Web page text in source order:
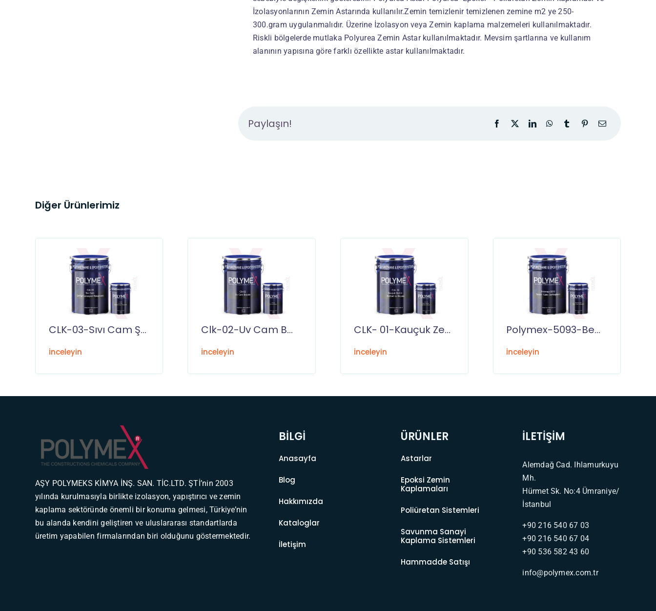
İzolasyonlarının Zemin Astarında kullanılır.Zemin temizlenir temizlenen zemine m2 ye 250-
300.gram uygulanmalıdır. Üzerine İzolasyon veya Zemin kaplama malzemeleri kullanılmaktadır.
Riskli bölgelerde mutlaka Polyurea Zemin Astar kullanılmaktadır. Mevsim şartlarına ve kullanım
alanının yapısına göre farklı özellikte astar kullanılmaktadır.
Paylaşın!
Diğer Ürünlerimiz
CLK-03-Sıvı Cam Şeffaf İzolasyon Malzemesi
İnceleyin
Clk-02-Uv Cam Boyası
İnceleyin
CLK- 01-Kauçuk Zemin Sonkat Uv Boyası
İnceleyin
Polymex-5093-Beton Yüzey Sertleştirici
İnceleyin
AŞY POLYMEKS KİMYA İNŞ. SAN. TİC.LTD. ŞTİ’nin 2003
yılında kurulmasıyla birlikte izolasyon, yapıştırıcı ve zemin
kaplama sektöründe önemli bir konuma gelmesi, Türkiye’nin
bu alanda kendini geliştiren ve uluslararası standartlarda
üretim yapabilen firmalarından biri olduğunu göstermektedir.
BİLGİ
Anasayfa
Blog
Hakkımızda
Kataloglar
İletişim
ÜRÜNLER
Astarlar
Epoksi Zemin
Kaplamaları
Poliüretan Sistemleri
Savunma Sanayi
Kaplama Sistemleri
Hammadde Satışı
İLETİŞİM
Alemdağ Cad. Ihlamurkuyu
Mh.
Hürmet Sk. No:4 Ümraniye/
İstanbul
+90 216 540 67 03
+90 216 540 67 04
+90 536 582 43 60
info@polymex.com.tr